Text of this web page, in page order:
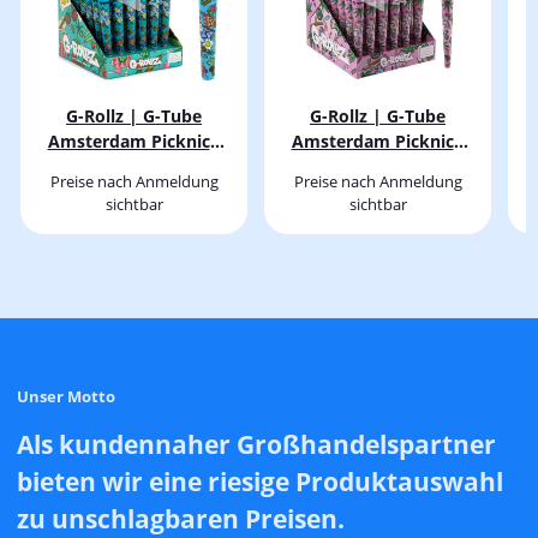
G-Rollz | G-Tube
Amsterdam Picknick
Preise nach Anmeldung
sichtbar
G-Rollz | G-Tube
Amsterdam Picknick
Preise nach Anmeldung
sichtbar
Unser Motto
Als kundennaher Großhandelspartner
bieten wir eine riesige Produktauswahl
zu unschlagbaren Preisen.